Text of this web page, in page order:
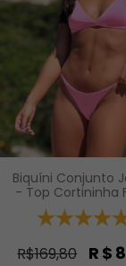
Biquíni Conjunto
- Top Cortininha
Acabamento
Bojo Removível e
Para
R$169,80